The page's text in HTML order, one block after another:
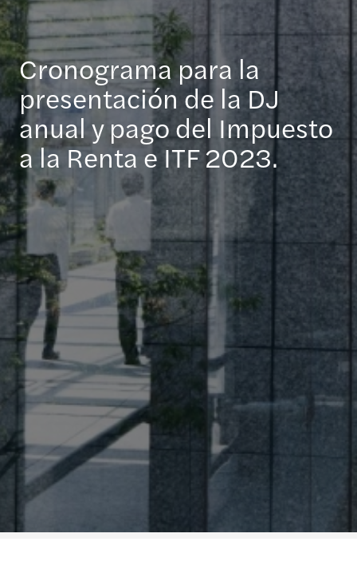
Cronograma para la
presentación de la DJ
anual y pago del Impuesto
a la Renta e ITF 2023.